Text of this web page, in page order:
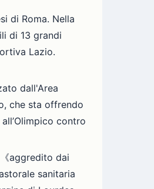
di Roma. Nella
di 13 grandi
Lazio.
dall'Area
che sta offrendo
contro
aggredito dai
sanitaria